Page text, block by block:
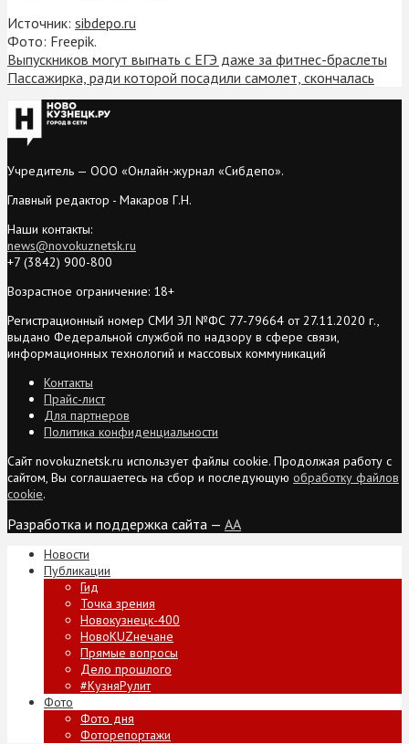
Источник: sibdepo.ru
Фото: Freepik.
Выпускников могут выгнать с ЕГЭ даже за фитнес-браслеты
Пассажирка, ради которой посадили самолет, скончалась
Учредитель — ООО «Онлайн-журнал «Сибдепо».
Главный редактор - Макаров Г.Н.
Наши контакты:
news@novokuznetsk.ru
+7 (3842) 900-800
Возрастное ограничение: 18+
Регистрационный номер СМИ ЭЛ №ФС 77-79664 от 27.11.2020 г.,
выдано Федеральной службой по надзору в сфере связи,
информационных технологий и массовых коммуникаций
Контакты
Прайс-лист
Для партнеров
Политика конфиденциальности
Сайт novokuznetsk.ru использует файлы cookie. Продолжая работу с
сайтом, Вы соглашаетесь на сбор и последующую обработку файлов
cookie.
Разработка и поддержка сайта — AA
Новости
Публикации
Гид
Точка зрения
Новокузнецк-400
НовоKUZнечане
Прямые вопросы
Дело прошлого
#КузняРулит
Фото
Фото дня
Фоторепортажи